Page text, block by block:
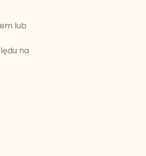
lub
na